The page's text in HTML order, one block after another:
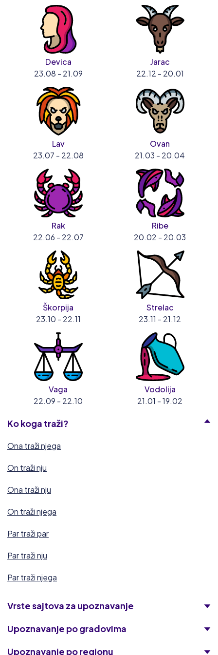
Devica
23.08 - 21.09
Jarac
22.12 - 20.01
Lav
23.07 - 22.08
Ovan
21.03 - 20.04
Rak
22.06 - 22.07
Ribe
20.02 - 20.03
Škorpija
23.10 - 22.11
Strelac
23.11 - 21.12
Vaga
22.09 - 22.10
Vodolija
21.01 - 19.02
Ko koga traži?
Ona traži njega
On traži nju
Ona traži nju
On traži njega
Par traži par
Par traži nju
Par traži njega
Vrste sajtova za upoznavanje
Upoznavanje po gradovima
Upoznavanje po regionu